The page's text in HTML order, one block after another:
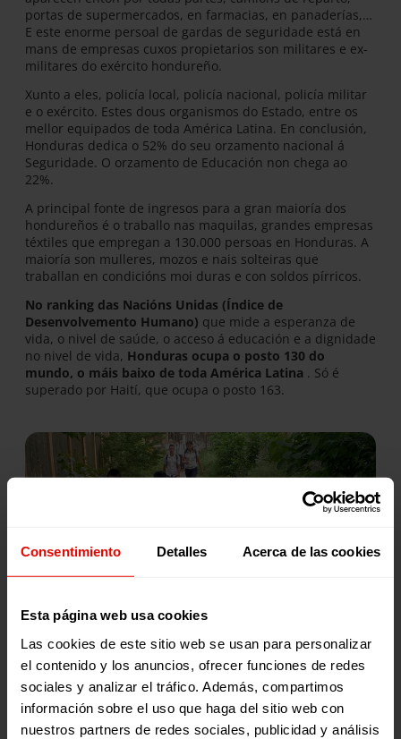
Consentimiento Detalles Acerca de las cookies
Esta página web usa cookies
Las cookies de este sitio web se usan para personalizar
el contenido y los anuncios, ofrecer funciones de redes
sociales y analizar el tráfico. Además, compartimos
información sobre el uso que haga del sitio web con
nuestros partners de redes sociales, publicidad y análisis
portas de supermercados, en farmacias, en panaderías,…
E este enorme persoal de gardas de seguridade está en
mans de empresas cuxos propietarios son militares e ex-
militares do exército hondureño.
Xunto a eles, policía local, policía nacional, policía militar
e o exército. Estes dous organismos do Estado, entre os
mellor equipados de toda América Latina. En conclusión,
Honduras dedica o 52% do seu orzamento nacional á
Seguridade. O orzamento de Educación non chega ao
22%.
A principal fonte de ingresos para a gran maioría dos
hondureños é o traballo nas maquilas, grandes empresas
téxtiles que empregan a 130.000 persoas en Honduras. A
maioría son mulleres, mozos e nais solteiras que
traballan en condicións moi duras e con soldos pírricos.
No ranking das Nacións Unidas (Índice de
Desenvolvemento Humano) que mide a esperanza de
vida, o nivel de saúde, o acceso á educación e a dignidade
no nivel de vida, Honduras ocupa o posto 130 do
mundo, o máis baixo de toda América Latina . Só é
superado por Haití, que ocupa o posto 163.
Con medo a morrer
“Robáronnos tanto que mesmo nos roubaron o medo”, é
unha frase que resoa nun país que, sen estar en guerra,
soporta unha taxa de homicidios máis alta que nos
lugares en conflito (90 por cada 100.000 persoas). E
Pedro Sula, a 244 km de Tegucigalpa, foi descrita no seu
día como a cidade máis perigosa do planeta.